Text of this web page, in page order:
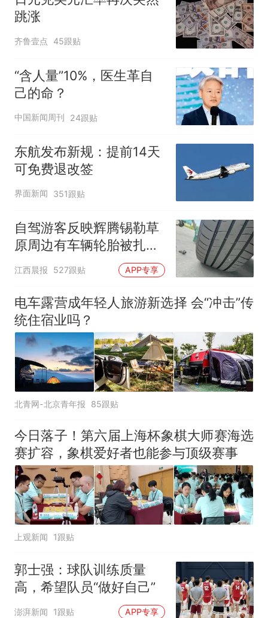
跳涨
齐鲁壹点 45跟贴
“含人量”10%，医生革自
己的命？
中国新闻周刊 24跟贴
东航发布新规：提前14天
可免费退改签
界面新闻 351跟贴
自驾游客反映辉腾锡勒草
原周边有车辆轮胎被扎，
修理店铺换胎价格高达千
元，官方发布情况通报
江西晨报 527跟贴 APP专享
电车露营成年轻人旅游新选择 会“冲击”传
统住宿业吗？
北青网-北京青年报 85跟贴
今日落子！第六届上海杯象棋大师赛海选
赛扩容，象棋爱好者也能参与顶级赛事
上观新闻 1跟贴
郭士强：球队训练质量
高，希望队员“做好自己”
澎湃新闻 1跟贴 APP专享